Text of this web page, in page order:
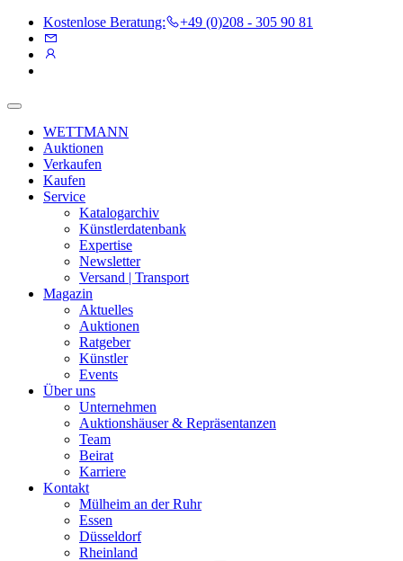
Kostenlose Beratung: +49 (0)208 - 305 90 81
WETTMANN
Auktionen
Verkaufen
Kaufen
Service
Katalogarchiv
Künstlerdatenbank
Expertise
Newsletter
Versand | Transport
Magazin
Aktuelles
Auktionen
Ratgeber
Künstler
Events
Über uns
Unternehmen
Auktionshäuser & Repräsentanzen
Team
Beirat
Karriere
Kontakt
Mülheim an der Ruhr
Essen
Düsseldorf
Rheinland